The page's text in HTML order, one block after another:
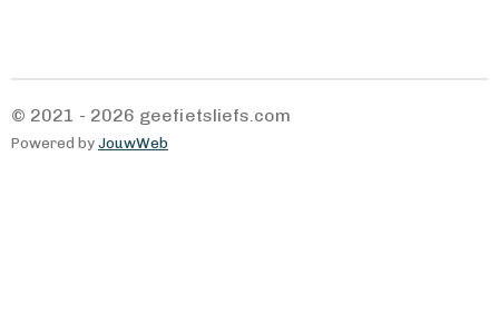
© 2021 - 2026 geefietsliefs.com
Powered byJouwWeb